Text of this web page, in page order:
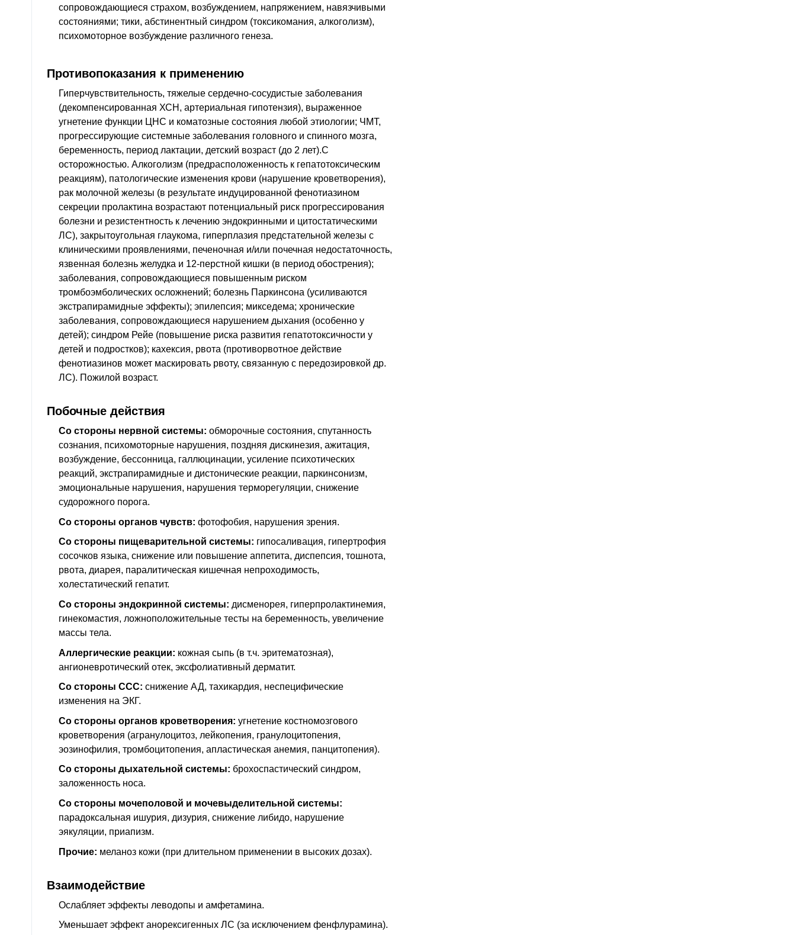
сопровождающиеся страхом, возбуждением, напряжением, навязчивыми
состояниями; тики, абстинентный синдром (токсикомания, алкоголизм),
психомоторное возбуждение различного генеза.
Противопоказания к применению
Гиперчувствительность, тяжелые сердечно-сосудистые заболевания
(декомпенсированная ХСН, артериальная гипотензия), выраженное
угнетение функции ЦНС и коматозные состояния любой этиологии; ЧМТ,
прогрессирующие системные заболевания головного и спинного мозга,
беременность, период лактации, детский возраст (до 2 лет).C
осторожностью. Алкоголизм (предрасположенность к гепатотоксическим
реакциям), патологические изменения крови (нарушение кроветворения),
рак молочной железы (в результате индуцированной фенотиазином
секреции пролактина возрастают потенциальный риск прогрессирования
болезни и резистентность к лечению эндокринными и цитостатическими
ЛС), закрытоугольная глаукома, гиперплазия предстательной железы с
клиническими проявлениями, печеночная и/или почечная недостаточность,
язвенная болезнь желудка и 12-перстной кишки (в период обострения);
заболевания, сопровождающиеся повышенным риском
тромбоэмболических осложнений; болезнь Паркинсона (усиливаются
экстрапирамидные эффекты); эпилепсия; микседема; хронические
заболевания, сопровождающиеся нарушением дыхания (особенно у
детей); синдром Рейе (повышение риска развития гепатотоксичности у
детей и подростков); кахексия, рвота (противорвотное действие
фенотиазинов может маскировать рвоту, связанную с передозировкой др.
ЛС). Пожилой возраст.
Побочные действия
Со стороны нервной системы: обморочные состояния, спутанность
сознания, психомоторные нарушения, поздняя дискинезия, ажитация,
возбуждение, бессонница, галлюцинации, усиление психотических
реакций, экстрапирамидные и дистонические реакции, паркинсонизм,
эмоциональные нарушения, нарушения терморегуляции, снижение
судорожного порога.
Со стороны органов чувств: фотофобия, нарушения зрения.
Со стороны пищеварительной системы: гипосаливация, гипертрофия
сосочков языка, снижение или повышение аппетита, диспепсия, тошнота,
рвота, диарея, паралитическая кишечная непроходимость,
холестатический гепатит.
Со стороны эндокринной системы: дисменорея, гиперпролактинемия,
гинекомастия, ложноположительные тесты на беременность, увеличение
массы тела.
Аллергические реакции: кожная сыпь (в т.ч. эритематозная),
ангионевротический отек, эксфолиативный дерматит.
Со стороны ССС: снижение АД, тахикардия, неспецифические
изменения на ЭКГ.
Со стороны органов кроветворения: угнетение костномозгового
кроветворения (агранулоцитоз, лейкопения, гранулоцитопения,
эозинофилия, тромбоцитопения, апластическая анемия, панцитопения).
Со стороны дыхательной системы: брохоспастический синдром,
заложенность носа.
Со стороны мочеполовой и мочевыделительной системы:
парадоксальная ишурия, дизурия, снижение либидо, нарушение
эякуляции, приапизм.
Прочие: меланоз кожи (при длительном применении в высоких дозах).
Взаимодействие
Ослабляет эффекты леводопы и амфетамина.
Уменьшает эффект анорексигенных ЛС (за исключением фенфлурамина).